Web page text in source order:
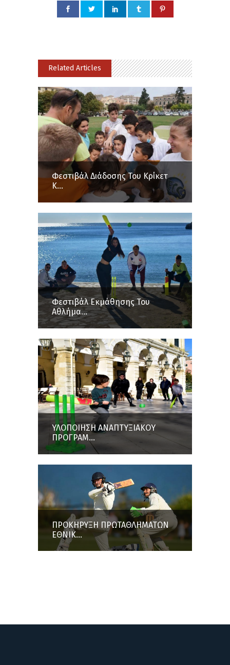
Related Articles
Φεστιβάλ Διάδοσης Του Κρίκετ
Κ...
Φεστιβάλ Εκμάθησης Του
Αθλήμα...
ΥΛΟΠΟΙΗΣΗ ΑΝΑΠΤΥΞΙΑΚΟΥ
ΠΡΟΓΡΑΜ...
ΠΡΟΚΗΡΥΞΗ ΠΡΩΤΑΘΛΗΜΑΤΩΝ
ΕΘΝΙΚ...